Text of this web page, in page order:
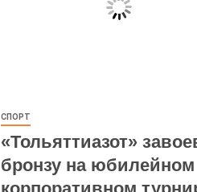
СПОРТ
«Тольяттиазот»
бронзу на юбилейном